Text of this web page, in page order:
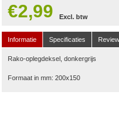
€2,99 Excl. btw
Informatie Specificaties
Rako-oplegdeksel, donkergrijs
Formaat in mm: 200x150